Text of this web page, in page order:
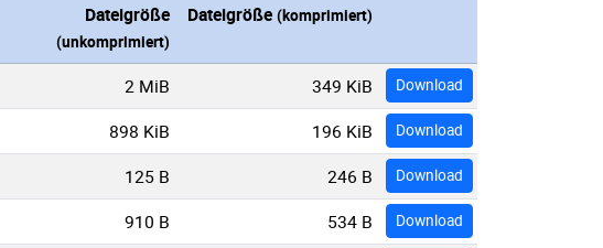
Dateigröße
(unkomprimiert)
Dateigröße (komprimiert)
2 MiB 349 KiB Download
898 KiB 196 KiB Download
125 B 246 B Download
910 B 534 B Download